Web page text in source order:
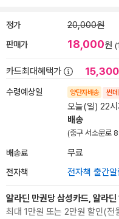
정가 20,000원
판매가 18,000원
카드최대혜택가 15,300
수령예상일 양탄자배송 썬
오늘(일) 22
배송
(중구 서소문로
배송료 무료
전자책 전자책 출간
알라딘 만권당 삼성카드, 알라
최대 1만원 또는 2만원 할인(